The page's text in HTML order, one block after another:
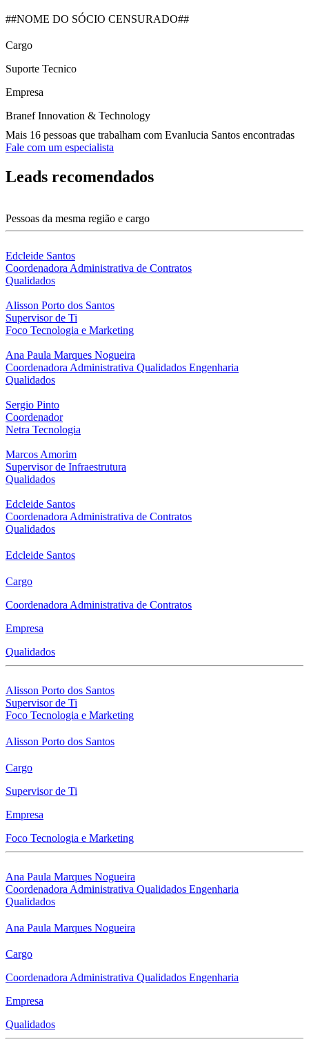
##NOME DO SÓCIO CENSURADO##
Cargo
Suporte Tecnico
Empresa
Branef Innovation & Technology
Mais 16 pessoas que trabalham com Evanlucia Santos encontradas
Fale com um especialista
Leads recomendados
Pessoas da mesma região e cargo
Edcleide Santos
Coordenadora Administrativa de Contratos
Qualidados
Alisson Porto dos Santos
Supervisor de Ti
Foco Tecnologia e Marketing
Ana Paula Marques Nogueira
Coordenadora Administrativa Qualidados Engenharia
Qualidados
Sergio Pinto
Coordenador
Netra Tecnologia
Marcos Amorim
Supervisor de Infraestrutura
Qualidados
Edcleide Santos
Coordenadora Administrativa de Contratos
Qualidados
Edcleide Santos
Cargo
Coordenadora Administrativa de Contratos
Empresa
Qualidados
Alisson Porto dos Santos
Supervisor de Ti
Foco Tecnologia e Marketing
Alisson Porto dos Santos
Cargo
Supervisor de Ti
Empresa
Foco Tecnologia e Marketing
Ana Paula Marques Nogueira
Coordenadora Administrativa Qualidados Engenharia
Qualidados
Ana Paula Marques Nogueira
Cargo
Coordenadora Administrativa Qualidados Engenharia
Empresa
Qualidados